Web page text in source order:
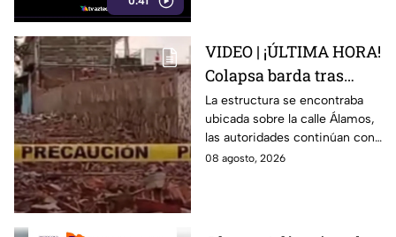
VIDEO | ¡ÚLTIMA HORA!
Colapsa barda tras
intensa lluvia en León;
¿hay personas
lesionadas?
La estructura se encontraba
ubicada sobre la calle Álamos,
las autoridades continúan con
las investigaciones.
08 agosto, 2026